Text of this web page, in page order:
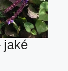
jaké